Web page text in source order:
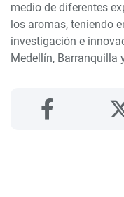
medio de diferentes
los aromas, teniendo
investigación e
Medellín, Barranquilla